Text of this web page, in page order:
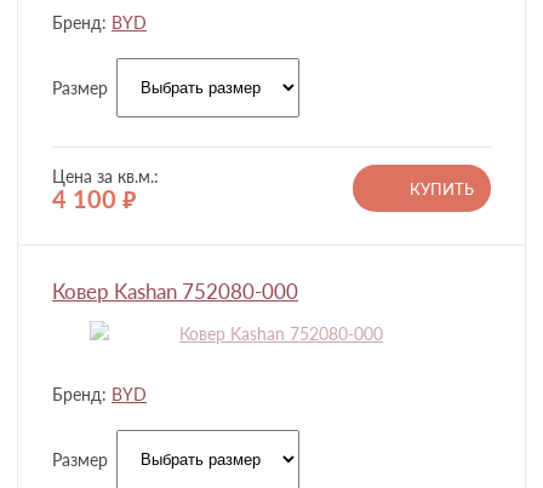
Бренд: BYD
Размер
Цена за кв.м.:
4 100 руб.
КУПИТЬ
Ковер Kashan 752080-000
Бренд: BYD
Размер